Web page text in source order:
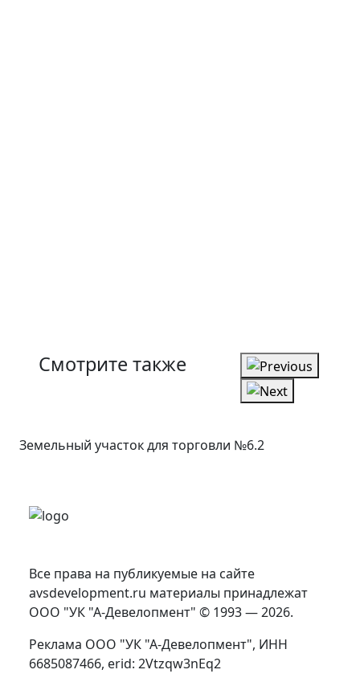
Смотрите также
Земельный участок для торговли №6.2
Все права на публикуемые на сайте
avsdevelopment.ru материалы принадлежат
ООО "УК "А-Девелопмент" © 1993 — 2026.
Реклама ООО "УК "А-Девелопмент", ИНН
6685087466, erid: 2Vtzqw3nEq2